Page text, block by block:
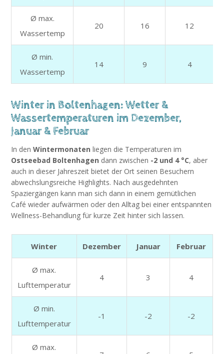
Ø max.
Wassertemp
20 16 12
Ø min.
Wassertemp
14 9 4
Winter in Boltenhagen: Wetter &
Wassertemperaturen im Dezember,
Januar & Februar
In denWintermonaten liegen die Temperaturen im
Ostseebad Boltenhagen dann zwischen -2 und 4 °C, aber
auch in dieser Jahreszeit bietet der Ort seinen Besuchern
abwechslungsreiche Highlights. Nach ausgedehnten
Spaziergängen kann man sich dann in einem gemütlichen
Café wieder aufwärmen oder den Alltag bei einer entspannten
Wellness-Behandlung für kurze Zeit hinter sich lassen.
Winter Dezember Januar Februar
Ø max.
Lufttemperatur
4 3 4
Ø min.
Lufttemperatur
-1 -2 -2
Ø max.